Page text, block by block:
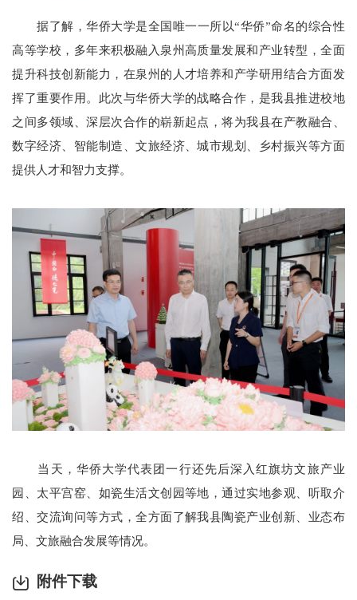
据了解，华侨大学是全国唯一一所以“华侨”命名的综合性
高等学校，多年来积极融入泉州高质量发展和产业转型，全面
提升科技创新能力，在泉州的人才培养和产学研用结合方面发
挥了重要作用。此次与华侨大学的战略合作，是我县推进校地
之间多领域、深层次合作的崭新起点，将为我县在产教融合、
数字经济、智能制造、文旅经济、城市规划、乡村振兴等方面
提供人才和智力支撑。
当天，华侨大学代表团一行还先后深入红旗坊文旅产业
园、太平宫窑、如瓷生活文创园等地，通过实地参观、听取介
绍、交流询问等方式，全方面了解我县陶瓷产业创新、业态布
局、文旅融合发展等情况。
附件下载